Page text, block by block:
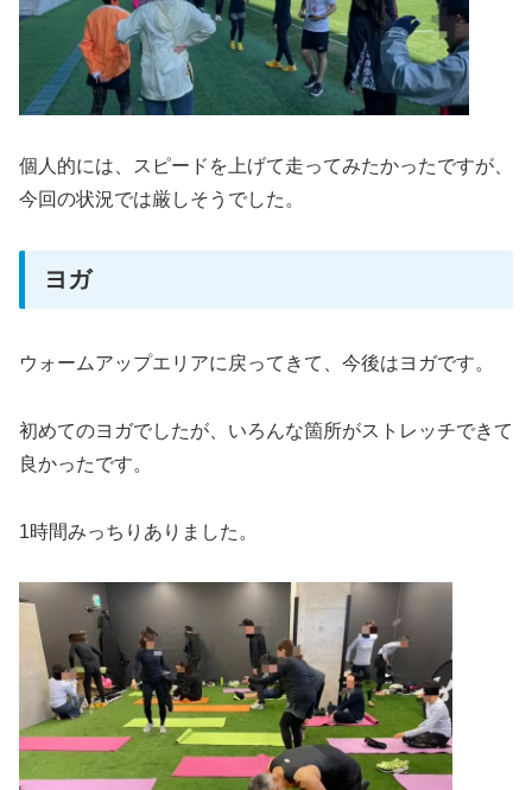
個人的には、スピードを上げて走ってみたかったですが、
今回の状況では厳しそうでした。
ヨガ
ウォームアップエリアに戻ってきて、今後はヨガです。
初めてのヨガでしたが、いろんな箇所がストレッチできて
良かったです。
1時間みっちりありました。